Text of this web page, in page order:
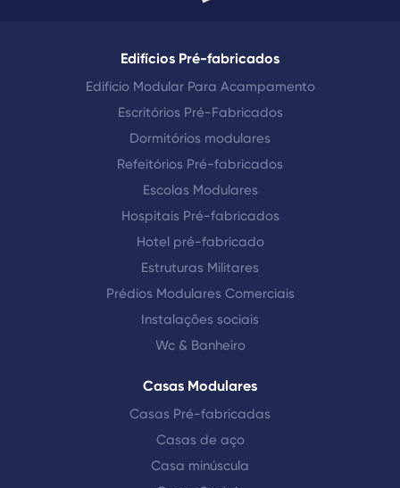
Edifícios Pré-fabricados
Edifício Modular Para Acampamento
Escritórios Pré-Fabricados
Dormitórios modulares
Refeitórios Pré-fabricados
Escolas Modulares
Hospitais Pré-fabricados
Hotel pré-fabricado
Estruturas Militares
Prédios Modulares Comerciais
Instalações sociais
Wc & Banheiro
Casas Modulares
Casas Pré-fabricadas
Casas de aço
Casa minúscula